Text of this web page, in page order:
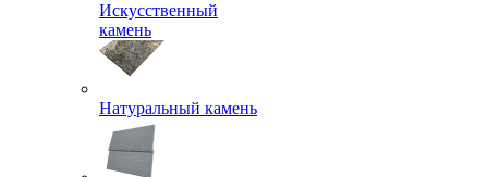
Искусственный
камень
Натуральный камень